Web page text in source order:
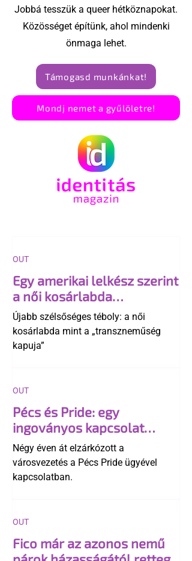
Jobbá tesszük a queer hétköznapokat.
Közösséget építünk, ahol mindenki
önmaga lehet.
Támogasd munkánkat!
Mondj nemet a gyűlöletre!
Egy amerikai lelkész szerint
a női kosárlabda
transzneműséghez vezet
Újabb szélsőséges téboly: a női
kosárlabda mint a „transzneműség
kapuja”
OUT
Pécs és Pride: egy
ingoványos kapcsolat
története
Négy éven át elzárkózott a
városvezetés a Pécs Pride ügyével
kapcsolatban.
OUT
Fico már az azonos nemű
OUT